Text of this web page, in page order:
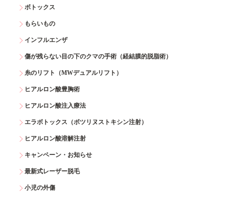
ボトックス
もらいもの
インフルエンザ
傷が残らない目の下のクマの手術（経結膜的脱脂術）
糸のリフト（MWデュアルリフト）
ヒアルロン酸豊胸術
ヒアルロン酸注入療法
エラボトックス（ボツリヌストキシン注射）
ヒアルロン酸溶解注射
キャンペーン・お知らせ
最新式レーザー脱毛
小児の外傷